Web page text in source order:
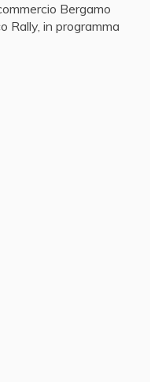
Bergamo
Rally, in programma